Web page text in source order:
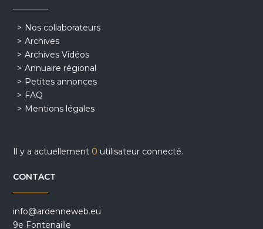
Nos collaborateurs
Archives
Archives Vidéos
Annuaire régional
Petites annonces
FAQ
Mentions légales
Il y a actuellement 0 utilisateur connecté.
CONTACT
info@ardenneweb.eu
9e Fontenaille